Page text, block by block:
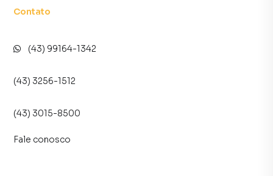
Contato
(43) 99164-1342
(43) 3256-1512
(43) 3015-8500
Fale conosco